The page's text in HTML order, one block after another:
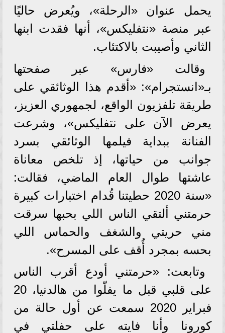
يحمل عنوان «الرحلة»، ويُعرض حاليًا
عبر منصة «نتفليكس»، أنها فقدت ابنها
الثاني وأصيبت بالاكتئاب.
وقالت «فارس» عبر صفحتها
بـ«انستجرام»: «أقدم هذا الوثائقي على
طريقة تلفزيون الواقع، لجمهوري العزيز،
يعرض الآن على نتفليكس»، وشرعت
الفنانة ببداية فيلمها الوثائقي بسرد
جوانب من حياتها، إذ تلخص معاناة
عاشتها طوال العام الماضي، فقالت:
«سنة 2020 حطيتنا قُدام اختبارات كبيرة
حرمتني ألتقي الناس اللي بحبها سرقت
مني حريتي والشغف والحماس اللي
بحسه بمجرد أُقف على المسرح».
وتابعت: «حرمتني أودع أقرب الناس
على قلبي قبل ما يفلّوا من هالدنيا، 20
فبراير 2020 سمعت عن أول حالة من
كورونا وأنا فايته على حفلتي في